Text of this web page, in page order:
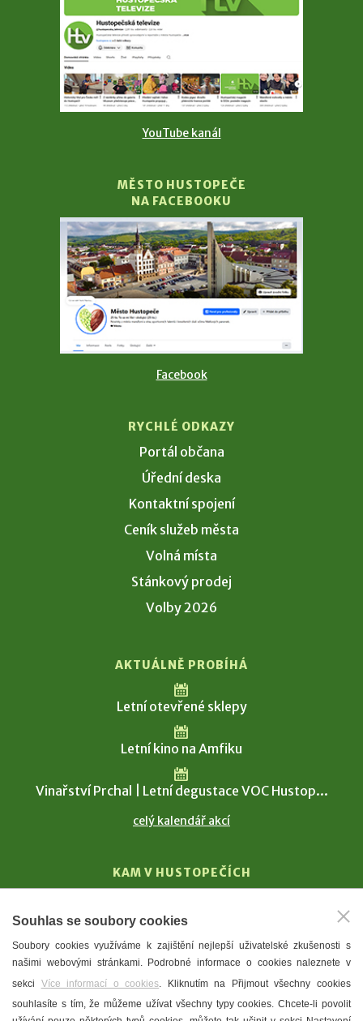
YouTube kanál
MĚSTO HUSTOPEČE
NA FACEBOOKU
Facebook
RYCHLÉ ODKAZY
Portál občana
Úřední deska
Kontaktní spojení
Ceník služeb města
Volná místa
Stánkový prodej
Volby 2026
AKTUÁLNĚ PROBÍHÁ
Letní otevřené sklepy
Letní kino na Amfiku
Vinařství Prchal | Letní degustace VOC Hustop...
celý kalendář akcí
KAM V HUSTOPEČÍCH
T. G. Masaryk
Mandloně
Ubytování
Restaurace
Souhlas se soubory cookies
Soubory cookies využíváme k zajištění nejlepší uživatelské zkušenosti s
našimi webovými stránkami. Podrobné informace o cookies naleznete v
sekci Více informací o cookies. Kliknutím na Přijmout všechny cookies
souhlasíte s tím, že můžeme užívat všechny typy cookies. Chcete-li povolit